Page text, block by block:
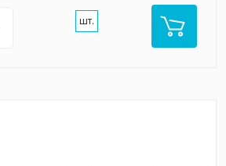
шт.